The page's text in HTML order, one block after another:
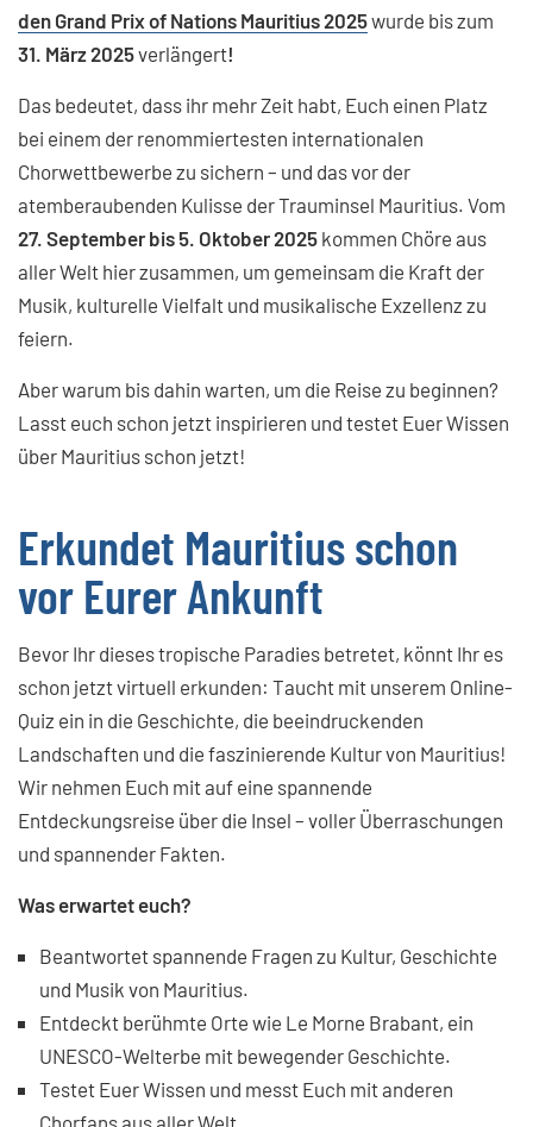
den Grand Prix of Nations Mauritius 2025wurde bis zum
31. März 2025verlängert!
Das bedeutet, dass ihr mehr Zeit habt, Euch einen Platz
bei einem der renommiertesten internationalen
Chorwettbewerbe zu sichern – und das vor der
atemberaubenden Kulisse der Trauminsel Mauritius. Vom
27. September bis 5. Oktober 2025 kommen Chöre aus
aller Welt hier zusammen, um gemeinsam die Kraft der
Musik, kulturelle Vielfalt und musikalische Exzellenz zu
feiern.
Aber warum bis dahin warten, um die Reise zu beginnen?
Lasst euch schon jetzt inspirieren und testet Euer Wissen
über Mauritius schon jetzt!
Erkundet Mauritius schon
vor Eurer Ankunft
Bevor Ihr dieses tropische Paradies betretet, könnt Ihr es
schon jetzt virtuell erkunden: Taucht mit unserem Online-
Quiz ein in die Geschichte, die beeindruckenden
Landschaften und die faszinierende Kultur von Mauritius!
Wir nehmen Euch mit auf eine spannende
Entdeckungsreise über die Insel – voller Überraschungen
und spannender Fakten.
Was erwartet euch?
Beantwortet spannende Fragen zu Kultur, Geschichte
und Musik von Mauritius.
Entdeckt berühmte Orte wie Le Morne Brabant, ein
UNESCO-Welterbe mit bewegender Geschichte.
Testet Euer Wissen und messt Euch mit anderen
Chorfans aus aller Welt.